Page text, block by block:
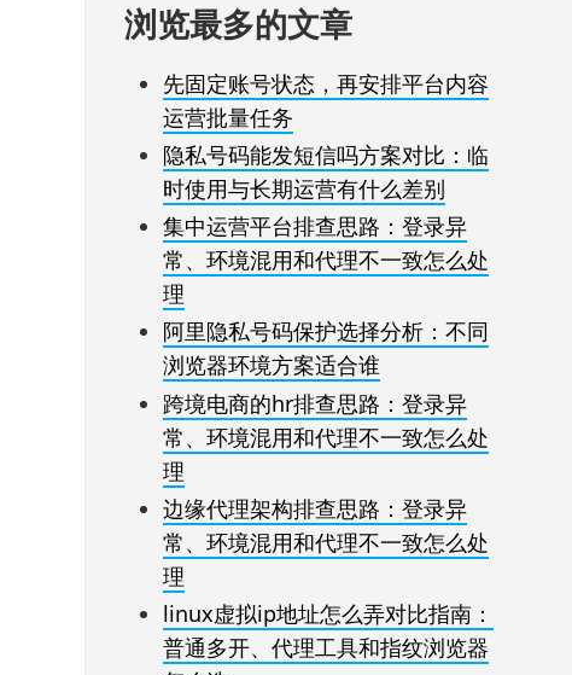
浏览最多的文章
先固定账号状态，再安排平台内容
运营批量任务
隐私号码能发短信吗方案对比：临
时使用与长期运营有什么差别
集中运营平台排查思路：登录异
常、环境混用和代理不一致怎么处
理
阿里隐私号码保护选择分析：不同
浏览器环境方案适合谁
跨境电商的hr排查思路：登录异
常、环境混用和代理不一致怎么处
理
边缘代理架构排查思路：登录异
常、环境混用和代理不一致怎么处
理
linux虚拟ip地址怎么弄对比指南：
普通多开、代理工具和指纹浏览器